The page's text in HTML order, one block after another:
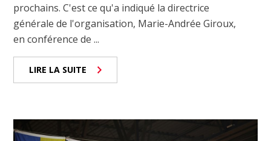
prochains. C'est ce qu'a indiqué la directrice
générale de l'organisation, Marie-Andrée Giroux,
en conférence de ...
LIRE LA SUITE